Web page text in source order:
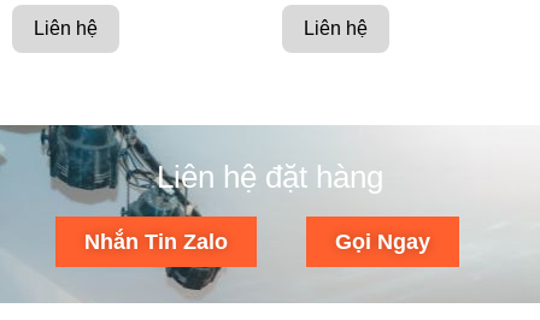
Liên hệ Liên hệ
Liên hệ đặt hàng
Nhắn Tin Zalo Gọi Ngay